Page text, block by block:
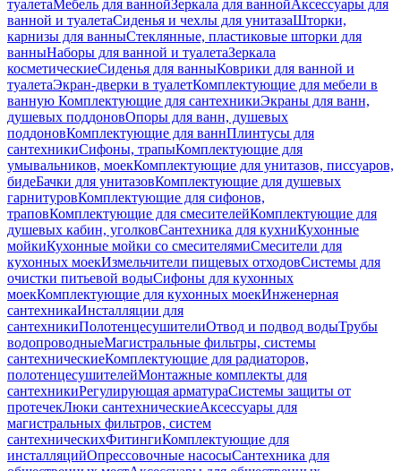
туалетаМебель для ваннойЗеркала для ваннойАксессуары для
ванной и туалетаСиденья и чехлы для унитазаШторки,
карнизы для ванныСтеклянные, пластиковые шторки для
ванныНаборы для ванной и туалетаЗеркала
косметическиеСиденья для ванныКоврики для ванной и
туалетаЭкран-дверки в туалетКомплектующие для мебели в
ванную Комплектующие для сантехникиЭкраны для ванн,
душевых поддоновОпоры для ванн, душевых
поддоновКомплектующие для ваннПлинтусы для
сантехникиСифоны, трапыКомплектующие для
умывальников, моекКомплектующие для унитазов, писсуаров,
бидеБачки для унитазовКомплектующие для душевых
гарнитуровКомплектующие для сифонов,
траповКомплектующие для смесителейКомплектующие для
душевых кабин, уголковСантехника для кухниКухонные
мойкиКухонные мойки со смесителямиСмесители для
кухонных моекИзмельчители пищевых отходовСистемы для
очистки питьевой водыСифоны для кухонных
моекКомплектующие для кухонных моекИнженерная
сантехникаИнсталляции для
сантехникиПолотенцесушителиОтвод и подвод водыТрубы
водопроводныеМагистральные фильтры, системы
сантехническиеКомплектующие для радиаторов,
полотенцесушителейМонтажные комплекты для
сантехникиРегулирующая арматураСистемы защиты от
протечекЛюки сантехническиеАксессуары для
магистральных фильтров, систем
сантехническихФитингиКомплектующие для
инсталляцийОпрессовочные насосыСантехника для